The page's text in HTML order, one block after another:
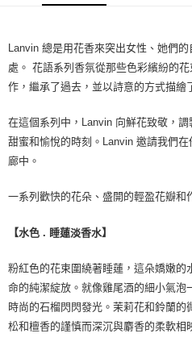
Lanvin 總是用花香來突出女性、她們
處。 花語系列香氛從那些色彩繽紛的
作，繼承了過去，並以詩意的方式描繪
在這個系列中，Lanvin 向鮮花致敬，
甜蜜和愉悅的時刻。Lanvin 邀請我們
廊中。
一系列歡快的花朵、盛開的輕盈花瓣和
【水色 . 睡蓮淡香水】
粉紅色的花束圍繞著睡蓮，這朵嬌嫩的
命的純潔綻放。就像雞尾酒的細小氣泡
時尚的石榴閃閃發光。茉莉花和鈴蘭的
松和檀香的謹慎而深沉與麝香的柔軟相